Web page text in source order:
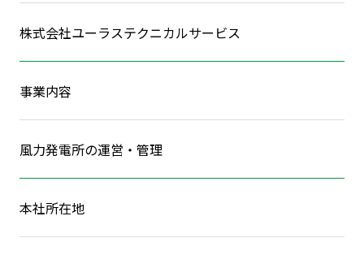
株式会社ユーラステクニカルサービス
事業内容
風力発電所の運営・管理
本社所在地